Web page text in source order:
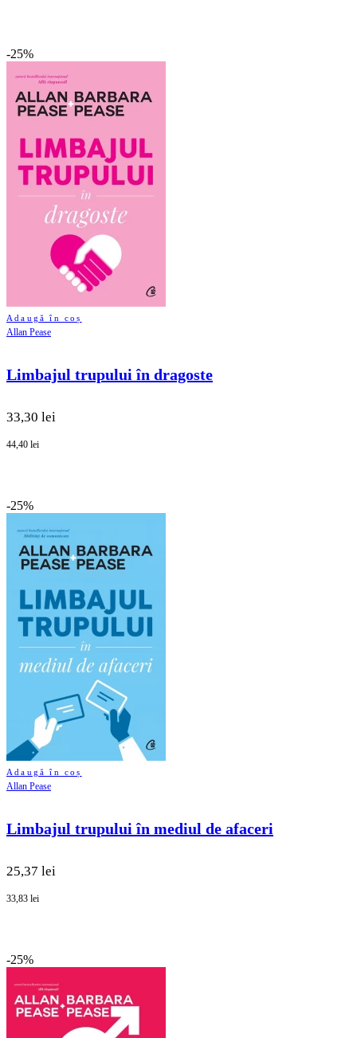
-25%
Adaugă în coș
Allan Pease
Limbajul trupului în dragoste
33,30 lei
44,40 lei
-25%
Adaugă în coș
Allan Pease
Limbajul trupului în mediul de afaceri
25,37 lei
33,83 lei
-25%